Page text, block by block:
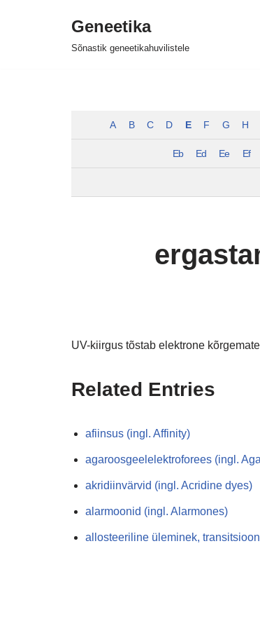
Geneetika
Sõnastik geneetikahuvilistele
A B C D E F G H
Eb Ed Ee Ef
UV-kiirgus tõstab elektrone
Related Entries
afiinsus (ingl. Affinity)
agaroosgeelelektroforees (ingl.
akridiinvärvid (ingl. Acridine dyes)
alarmoonid (ingl. Alarmones)
allosteeriline üleminek,